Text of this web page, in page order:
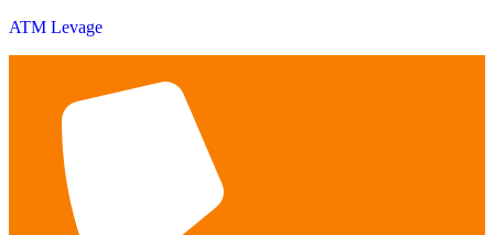
ATM Levage